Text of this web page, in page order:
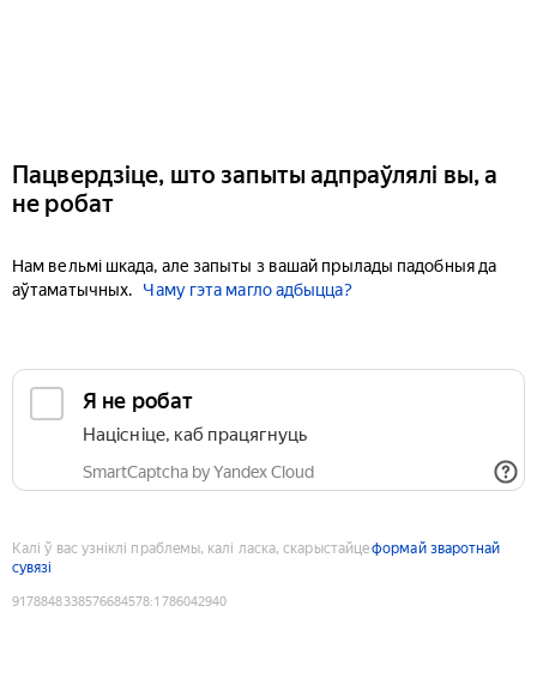
Пацвердзіце, што запыты адпраўлялі вы, а
не робат
Нам вельмі шкада, але запыты з вашай прылады падобныя да
аўтаматычных.
Чаму гэта магло адбыцца?
Я не робат
Націсніце, каб працягнуць
SmartCaptcha by Yandex Cloud
Калі ў вас узніклі праблемы, калі ласка, скарыстайцеформай зваротнай
сувязі
9178848338576684578:1786042940